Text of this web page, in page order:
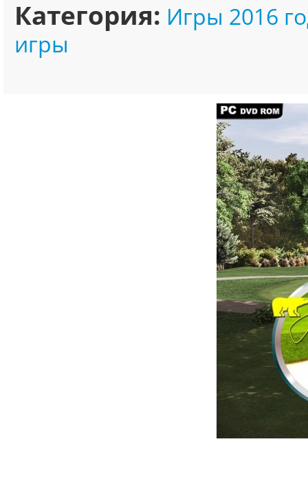
Категория: Игры 2016
игры